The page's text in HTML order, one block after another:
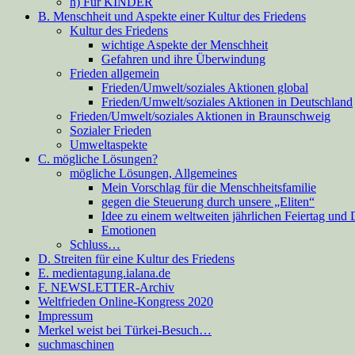
B. Menschheit und Aspekte einer Kultur des Friedens
Kultur des Friedens
wichtige Aspekte der Menschheit
Gefahren und ihre Überwindung
Frieden allgemein
Frieden/Umwelt/soziales Aktionen global
Frieden/Umwelt/soziales Aktionen in Deutschland
Frieden/Umwelt/soziales Aktionen in Braunschweig
Sozialer Frieden
Umweltaspekte
C. mögliche Lösungen?
mögliche Lösungen, Allgemeines
Mein Vorschlag für die Menschheitsfamilie
gegen die Steuerung durch unsere „Eliten“
Idee zu einem weltweiten jährlichen Feiertag und
Emotionen
Schluss…
D. Streiten für eine Kultur des Friedens
E. medientagung.ialana.de
F. NEWSLETTER-Archiv
Weltfrieden Online-Kongress 2020
Impressum
Merkel weist bei Türkei-Besuch…
suchmaschinen